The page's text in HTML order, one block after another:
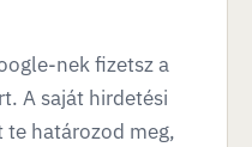
nek fizetsz a
A saját hirdetési
határozod meg,